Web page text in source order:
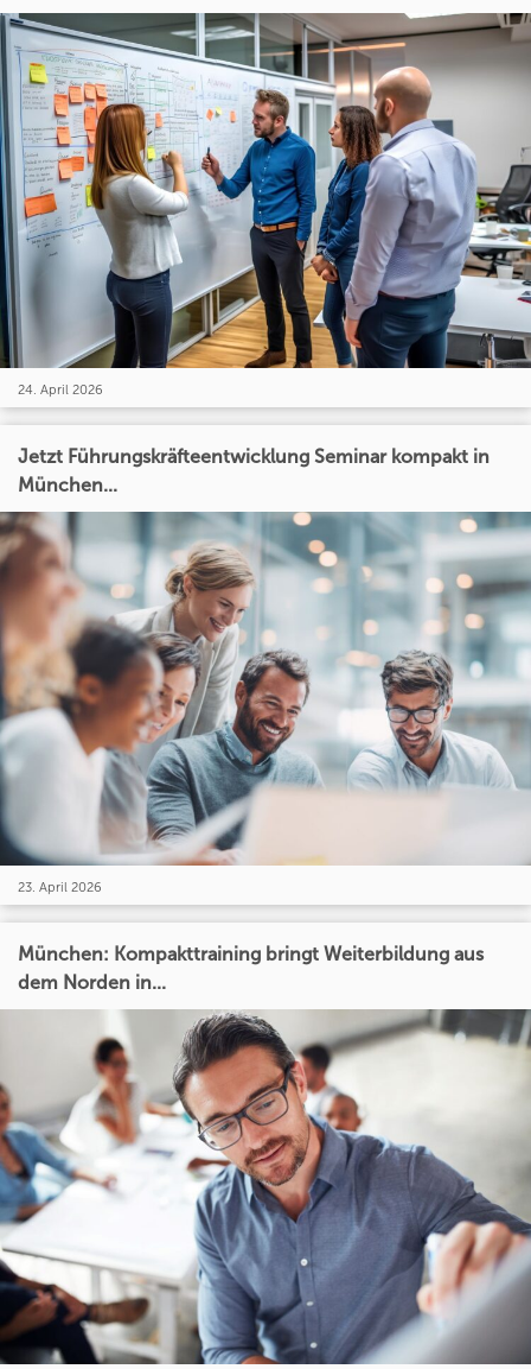
24. April 2026
Jetzt Führungskräfteentwicklung Seminar kompakt in
München...
23. April 2026
München: Kompakttraining bringt Weiterbildung aus
dem Norden in...